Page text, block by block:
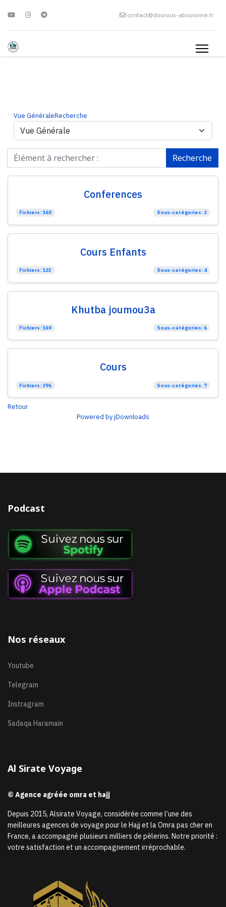
contact@dourous-abousirine.fr
Vue GénéraleRecherche
Recherche
Conferences
Fichiers: 160 Sous-catégories: 2
Cours Enfants
Fichiers: 123 Sous-catégories: 4
Khutba joumou3a
Fichiers: 169 Sous-catégories: 6
Cours
Fichiers: 296 Sous-catégories: 7
Retour
Powered by jDownloads
Podcast
Nos réseaux
Youtube
Telegram
Instragram
Sadaqa Haramain
Al Sirate Voyage
© Agence agréée omra et hajj
Depuis 2015, Alsirate Voyage, considérée comme l’une des
meilleures agences de voyage pour le Hajj et la Omra pas cher en
France, a accompagné plusieurs milliers de pèlerins. Notre priorité :
votre satisfaction et un accompagnement irréprochable.